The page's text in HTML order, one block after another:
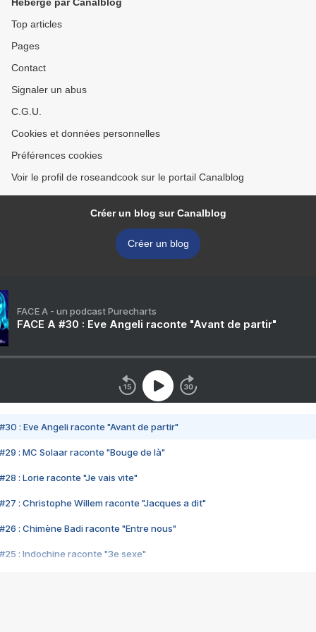
Top articles
Pages
Contact
Signaler un abus
C.G.U.
Cookies et données personnelles
Préférences cookies
Voir le profil de roseandcook sur le portail Canalblog
Créer un blog sur Canalblog
Créer un blog
FACE A - un podcast Purecharts
FACE A #30 : Eve Angeli raconte "Avant de partir"
#30 : Eve Angeli raconte "Avant de partir"
#29 : MC Solaar raconte "Bouge de là"
#28 : Lorie raconte "Je vais vite"
#27 : Christophe Willem raconte "Jacques a dit"
#26 : Chimène Badi raconte "Entre nous"
#25 : Indochine raconte "3e sexe"